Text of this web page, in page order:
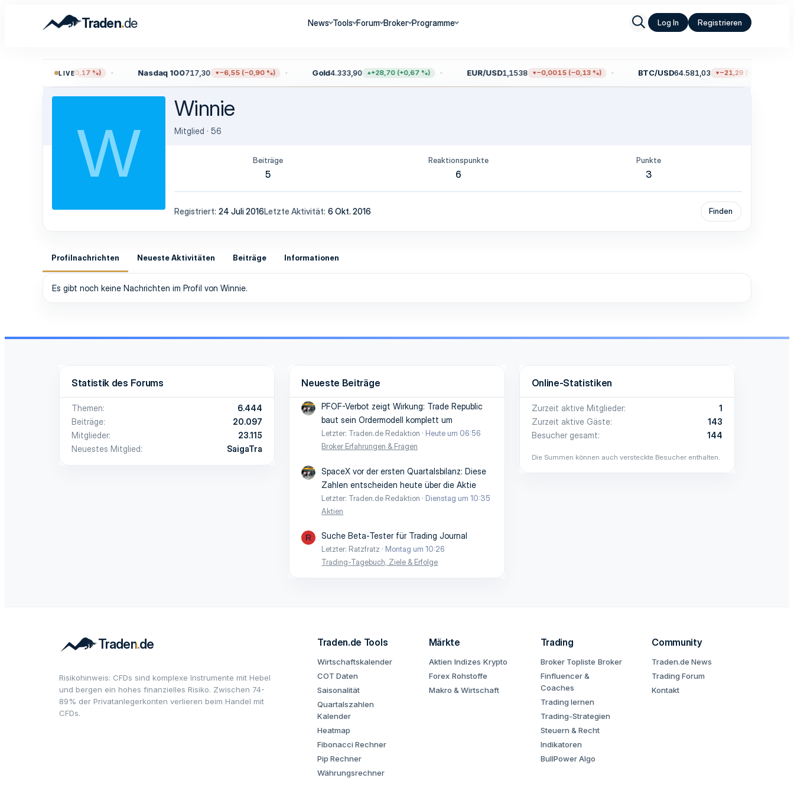
Traden.de News Tools Forum Broker Programme Log In Registrieren
LIVE
−12,97 (−0,17 %) Nasdaq 100717,30 −6,55 (−0,90 %) Gold4.333,90 +28,70 (+0,67 %) EUR/USD1,1538 −0,0015 (−0,13 %) BTC/USD64.581,03 −21,29 (−0,03 %)
W
Winnie
Mitglied · 56
Beiträge
5
Reaktionspunkte
6
Punkte
3
Registriert 24 Juli 2016Letzte Aktivität 6 Okt. 2016 Finden
Profilnachrichten Neueste Aktivitäten Beiträge Informationen
Es gibt noch keine Nachrichten im Profil von Winnie.
Statistik des Forums
Themen
6.444
Beiträge
20.097
Mitglieder
23.115
Neuestes Mitglied
SaigaTra
Neueste Beiträge
PFOF-Verbot zeigt Wirkung: Trade Republic
baut sein Ordermodell komplett um
Letzter: Traden.de Redaktion
Heute um 06:56
Broker Erfahrungen & Fragen
SpaceX vor der ersten Quartalsbilanz: Diese
Zahlen entscheiden heute über die Aktie
Letzter: Traden.de Redaktion
Dienstag um 10:35
Aktien
R Suche Beta-Tester für Trading Journal
Letzter: Ratzfratz
Montag um 10:26
Trading-Tagebuch, Ziele & Erfolge
Online-Statistiken
Zurzeit aktive Mitglieder
1
Zurzeit aktive Gäste
143
Besucher gesamt
144
Die Summen können auch versteckte Besucher enthalten.
Risikohinweis: CFDs sind komplexe Instrumente mit Hebel
und bergen ein hohes finanzielles Risiko. Zwischen 74-
89% der Privatanlegerkonten verlieren beim Handel mit
CFDs.
Traden.de Tools
Wirtschaftskalender
COT Daten
Saisonalität
Quartalszahlen
Kalender
Heatmap
Fibonacci Rechner
Pip Rechner
Währungsrechner
Märkte
Aktien Indizes Krypto
Forex Rohstoffe
Makro & Wirtschaft
Trading
Broker Topliste Broker
Finfluencer &
Coaches
Trading lernen
Trading-Strategien
Steuern & Recht
Indikatoren
BullPower Algo
Community
Traden.de News
Trading Forum
Kontakt